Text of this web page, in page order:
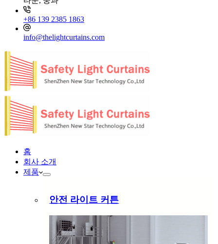
+86 139 2385 1863
info@thelightcurtains.com
홈
회사 소개
제품
안전 라이트 커튼